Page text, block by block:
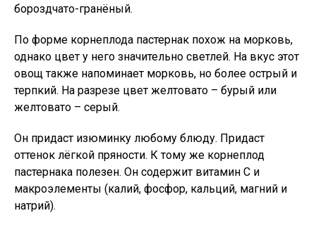
бороздчато-гранёный.
По форме корнеплода пастернак похож на морковь,
однако цвет у него значительно светлей. На вкус этот
овощ также напоминает морковь, но более острый и
терпкий. На разрезе цвет желтовато – бурый или
желтовато – серый.
Он придаст изюминку любому блюду. Придаст
оттенок лёгкой пряности. К тому же корнеплод
пастернака полезен. Он содержит витамин С и
макроэлементы (калий, фосфор, кальций, магний и
натрий).